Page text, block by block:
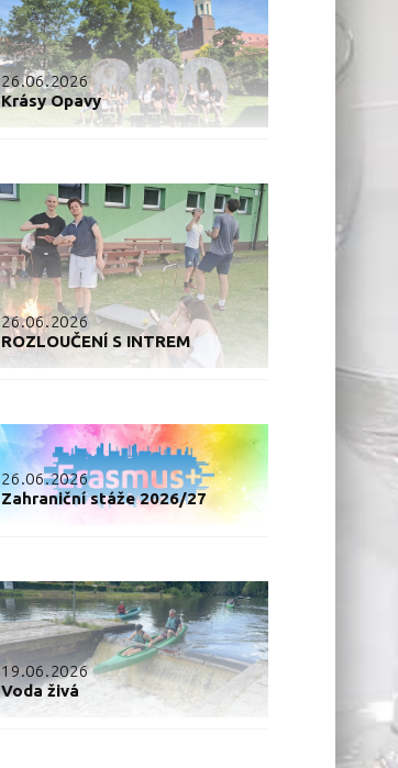
26.06.2026
Krásy Opavy
26.06.2026
ROZLOUČENÍ S INTREM
26.06.2026
Zahraniční stáže 2026/27
19.06.2026
Voda živá